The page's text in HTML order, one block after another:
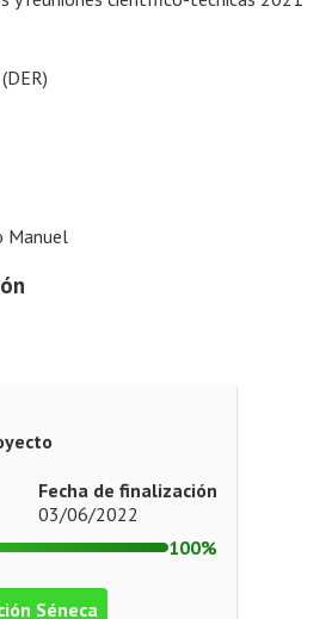
Manuel
Fecha de finalización
03/06/2022
100%
Séneca